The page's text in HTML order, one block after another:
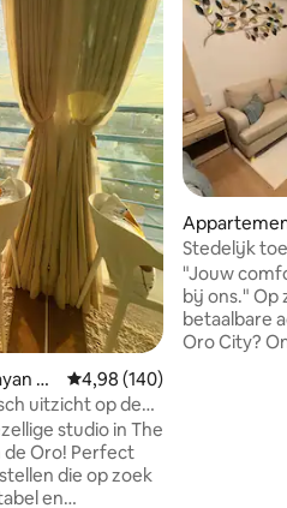
de
Gemiddelde beoordeling
4,98 (140)
uitzicht op de
Tower | 18e
studio in The
de Oro! Perfect
die op zoek
en
Stedelijk
Loop -
"Jouw comfort
bij ons." Op zoek naar een handige en
betaalbare
Oro City?